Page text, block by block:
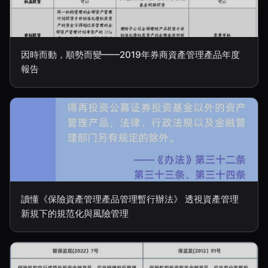
因時而動，順勢而變——2019年券商資產管理產品年度
報告
讀懂《保險資產管理產品管理暫行辦法》 透視資產管理
新規下的規范化與風險管理